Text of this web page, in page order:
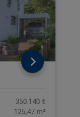
350.140 €
125,47 m²